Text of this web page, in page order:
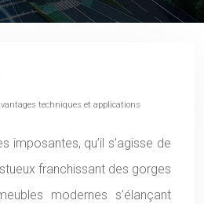
techniques et applications
franchissant des gorges
modernes s’élançant